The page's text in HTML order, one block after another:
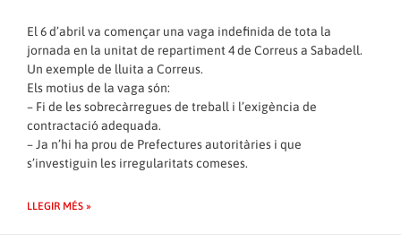
El 6 d’abril va començar una vaga indefinida de tota la
jornada en la unitat de repartiment 4 de Correus a Sabadell.
Un exemple de lluita a Correus.
Els motius de la vaga són:
– Fi de les sobrecàrregues de treball i l’exigència de
contractació adequada.
– Ja n’hi ha prou de Prefectures autoritàries i que
s’investiguin les irregularitats comeses.
LLEGIR MÉS »